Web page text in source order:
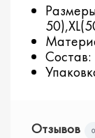
Отзывов 0